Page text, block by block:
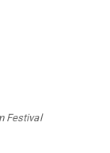
Festival